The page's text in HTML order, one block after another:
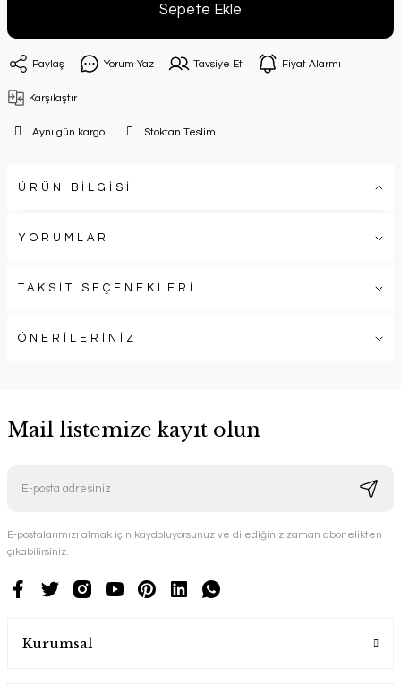
Sepete Ekle
Paylaş Yorum Yaz Tavsiye Et Fiyat Alarmı
Karşılaştır
Aynı gün kargo Stoktan Teslim
ÜRÜN BİLGİSİ
YORUMLAR
TAKSİT SEÇENEKLERİ
ÖNERİLERİNİZ
Mail listemize kayıt olun
E-postalarımızı almak için kaydoluyorsunuz ve dilediğiniz zaman abonelikten
çıkabilirsiniz.
Kurumsal